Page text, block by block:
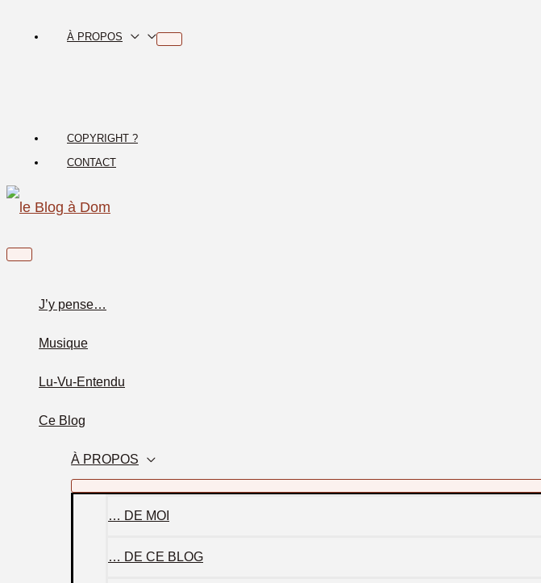
À PROPOS
COPYRIGHT ?
CONTACT
Menu
J’y pense…
Musique
Lu-Vu-Entendu
Ce Blog
À PROPOS
… DE MOI
… DE CE BLOG